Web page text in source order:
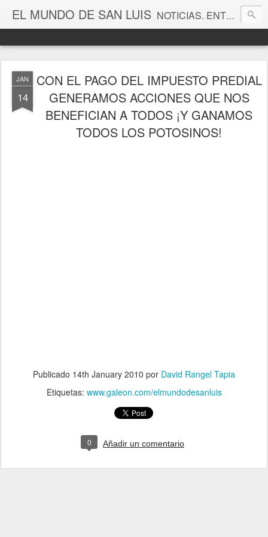
EL MUNDO DE SAN LUIS NOTICIAS. ENTRETENIMIENTO. EDITORIALES. CANAL DE VÍDEOS. GALERÍA DE FOTOGRAFÍAS.
JAN
14
CON EL PAGO DEL IMPUESTO PREDIAL
GENERAMOS ACCIONES QUE NOS
BENEFICIAN A TODOS ¡Y GANAMOS
TODOS LOS POTOSINOS!
Publicado 14th January 2010 por David Rangel Tapia
Etiquetas: www.galeon.com/elmundodesanluis
0 Añadir un comentario